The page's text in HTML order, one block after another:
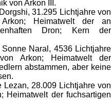
von Arkon III.
31.295 Lichtjahre von
Heimatwelt der an
Dron; Kern der
Naral, 4536 Lichtjahre
Arkon; Heimatwelt der
abstammen, aber keine
28.009 Lichtjahre von
Heimatwelt der fuchsartigen